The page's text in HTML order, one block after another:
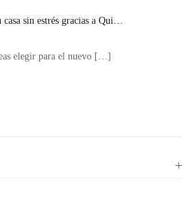
sin estrés gracias a Qui…
elegir para el nuevo […]